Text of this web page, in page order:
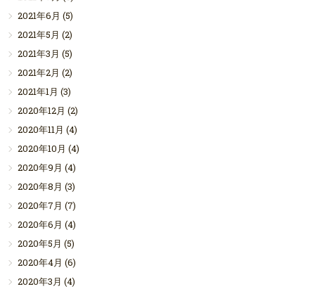
2021年6月 (5)
2021年5月 (2)
2021年3月 (5)
2021年2月 (2)
2021年1月 (3)
2020年12月 (2)
2020年11月 (4)
2020年10月 (4)
2020年9月 (4)
2020年8月 (3)
2020年7月 (7)
2020年6月 (4)
2020年5月 (5)
2020年4月 (6)
2020年3月 (4)